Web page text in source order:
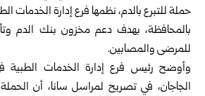
حملة للتبرع ‏بالدم، نظمها فرع إدارة الخدمات
بالمحافظة، بهدف دعم ‏مخزون بنك الدم
للمرضى والمصابين.‏
وأوضح رئيس فرع إدارة الخدمات الطبية
الجاجان، في تصريح ‏لمراسل سانا، أن الحملة